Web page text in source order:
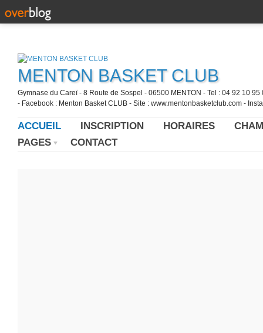
MENTON BASKET CLUB
Gymnase du Careï - 8 Route de Sospel - 06500 MENTON - Tel : 04 92 10
- Facebook : Menton Basket CLUB - Site : www.mentonbasketclub.com -
ACCUEIL INSCRIPTION HORAIRES
PAGES
CONTACT